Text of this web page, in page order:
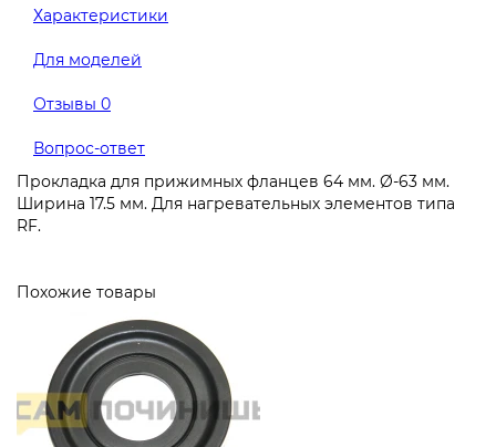
Характеристики
Для моделей
Отзывы 0
Вопрос-ответ
Прокладка для прижимных фланцев 64 мм. Ø-63 мм.
Ширина 17.5 мм. Для нагревательных элементов типа
RF.
Похожие товары